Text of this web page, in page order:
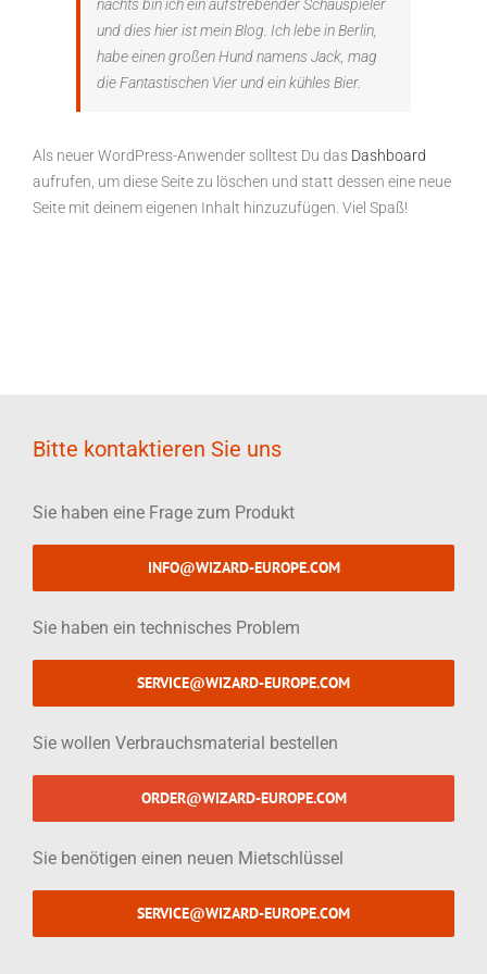
nachts bin ich ein aufstrebender Schauspieler
und dies hier ist mein Blog. Ich lebe in Berlin,
habe einen großen Hund namens Jack, mag
die Fantastischen Vier und ein kühles Bier.
Als neuer WordPress-Anwender solltest Du das Dashboard
aufrufen, um diese Seite zu löschen und statt dessen eine neue
Seite mit deinem eigenen Inhalt hinzuzufügen. Viel Spaß!
Bitte kontaktieren Sie uns
Sie haben eine Frage zum Produkt
INFO@WIZARD-EUROPE.COM
Sie haben ein technisches Problem
SERVICE@WIZARD-EUROPE.COM
Sie wollen Verbrauchsmaterial bestellen
ORDER@WIZARD-EUROPE.COM
Sie benötigen einen neuen Mietschlüssel
SERVICE@WIZARD-EUROPE.COM